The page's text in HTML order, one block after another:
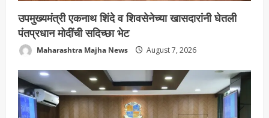
उपमुख्यमंत्री एकनाथ शिंदे व शिवसेनेच्या खासदारांनी घेतली
पंतप्रधान मोदींची सदिच्छा भेट
Maharashtra Majha News August 7, 2026